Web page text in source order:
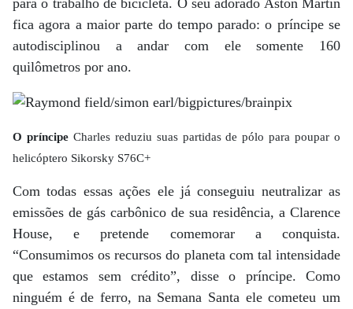
para o trabalho de bicicleta. O seu adorado Aston Martin
fica agora a maior parte do tempo parado: o príncipe se
autodisciplinou a andar com ele somente 160
quilômetros por ano.
O príncipeCharles reduziu suas partidas de pólo para poupar o
helicóptero Sikorsky S76C+
Com todas essas ações ele já conseguiu neutralizar as
emissões de gás carbônico de sua residência, a Clarence
House, e pretende comemorar a conquista.
“Consumimos os recursos do planeta com tal intensidade
que estamos sem crédito”, disse o príncipe. Como
ninguém é de ferro, na Semana Santa ele cometeu um